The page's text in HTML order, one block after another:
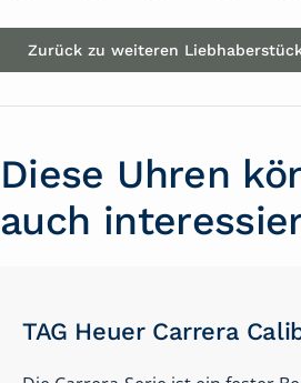
Zurück zu weiteren
Diese Uhren
auch
TAG Heuer Carrera